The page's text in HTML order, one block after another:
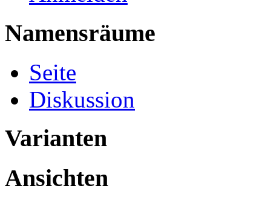
Namensräume
Seite
Diskussion
Varianten
Ansichten